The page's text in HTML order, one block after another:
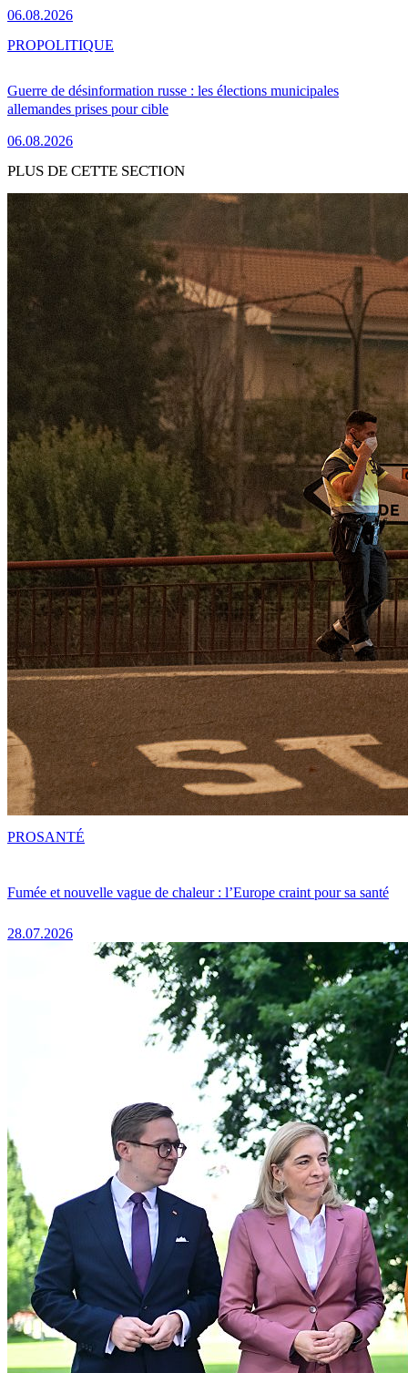
06.08.2026
Guerre de désinformation russe : les élections municipales
allemandes prises pour cible
06.08.2026
PROPOLITIQUE
PLUS DE CETTE SECTION
Fumée et nouvelle vague de chaleur : l’Europe craint pour sa santé
28.07.2026
PROSANTÉ